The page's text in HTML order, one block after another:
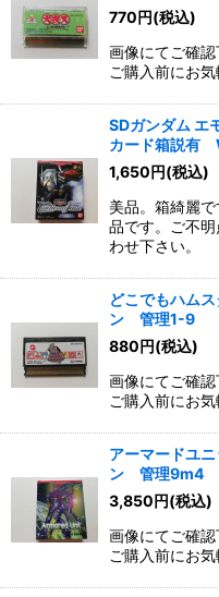
770円(税込)
画像にてご確
ご購入前にお気
SDガンダム エ
カード箱説有
1,650円(税込)
美品。箱綺麗
品です。ご不
わせ下さい。
どこでもハム
ン 管理1-9
880円(税込)
画像にてご確
ご購入前にお気
アーマードユ
ン 管理9m4
3,850円(税込)
画像にてご確
ご購入前にお気